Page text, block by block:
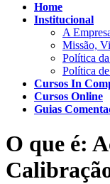
Home
Institucional
A
Missão,
Política
Política
Cursos In
Cursos Online
Guias
O que é: